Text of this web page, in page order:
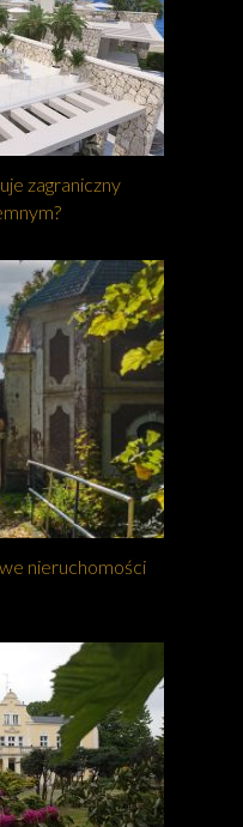
zagraniczny
nieruchomości